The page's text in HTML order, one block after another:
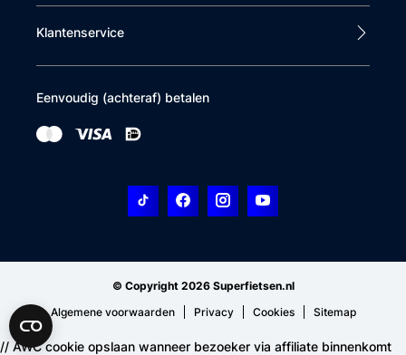
Klantenservice
Eenvoudig (achteraf) betalen
© Copyright 2026 Superfietsen.nl
Algemene voorwaarden
Privacy Cookies Sitemap
// AWC cookie opslaan wanneer bezoeker via affiliate binnenkomt